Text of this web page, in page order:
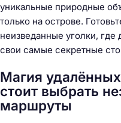
уникальные природные
только на острове.
неизведанные уголки, где
свои самые секретные
Магия
стоит выбрать
маршруты